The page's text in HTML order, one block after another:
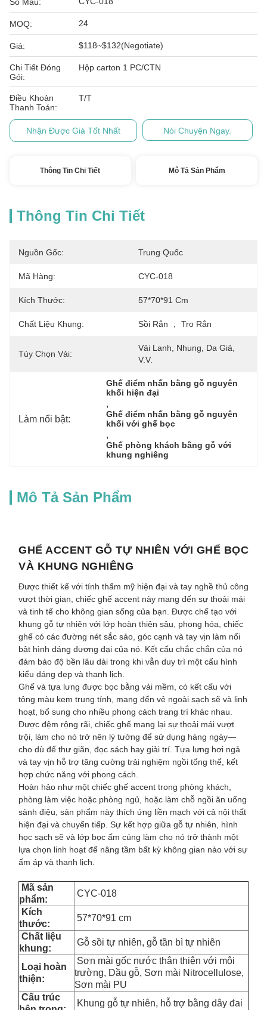
MOQ: 24
Giá: $118~$132(Negotiate)
Chi Tiết Đóng
Gói:
Hộp carton 1 PC/CTN
Điều Khoản
Thanh Toán:
T/T
Nhận Được Giá Tốt Nhất Nói Chuyện Ngay.
Thông Tin Chi Tiết Mô Tả Sản Phẩm
Thông Tin Chi Tiết
Nguồn Gốc: Trung Quốc
Mã Hàng: CYC-018
Kích Thước: 57*70*91 Cm
Chất Liệu Khung: Sồi Rắn ， Tro Rắn
Tùy Chọn Vải:
Vải Lanh, Nhung, Da Giả,
V.v.
Làm nổi bật:
Ghế điểm nhấn bằng gỗ nguyên
khối hiện đại
,
Ghế điểm nhấn bằng gỗ nguyên
khối với ghế bọc
,
Ghế phòng khách bằng gỗ với
khung nghiêng
Mô Tả Sản Phẩm
GHẾ ACCENT GỖ TỰ NHIÊN VỚI GHẾ BỌC
VÀ KHUNG NGHIÊNG
Được thiết kế với tính thẩm mỹ hiện đại và tay nghề thủ công
vượt thời gian, chiếc ghế accent này mang đến sự thoải mái
và tinh tế cho không gian sống của bạn. Được chế tạo với
khung gỗ tự nhiên với lớp hoàn thiện sâu, phong hóa, chiếc
ghế có các đường nét sắc sảo, góc cạnh và tay vịn làm nổi
bật hình dáng đương đại của nó. Kết cấu chắc chắn của nó
đảm bảo độ bền lâu dài trong khi vẫn duy trì một cấu hình
kiểu dáng đẹp và thanh lịch.
Ghế và tựa lưng được bọc bằng vải mềm, có kết cấu với
tông màu kem trung tính, mang đến vẻ ngoài sạch sẽ và linh
hoạt, bổ sung cho nhiều phong cách trang trí khác nhau.
Được đệm rộng rãi, chiếc ghế mang lại sự thoải mái vượt
trội, làm cho nó trở nên lý tưởng để sử dụng hàng ngày—
cho dù để thư giãn, đọc sách hay giải trí. Tựa lưng hơi ngả
và tay vịn hỗ trợ tăng cường trải nghiệm ngồi tổng thể, kết
hợp chức năng với phong cách.
Hoàn hảo như một chiếc ghế accent trong phòng khách,
phòng làm việc hoặc phòng ngủ, hoặc làm chỗ ngồi ăn uống
sành điệu, sản phẩm này thích ứng liền mạch với cả nội thất
hiện đại và chuyển tiếp. Sự kết hợp giữa gỗ tự nhiên, hình
học sạch sẽ và lớp bọc ấm cúng làm cho nó trở thành một
lựa chọn linh hoạt để nâng tầm bất kỳ không gian nào với sự
ấm áp và thanh lịch.
Mã sản
phẩm:
CYC-018
Kích
thước:
57*70*91 cm
Chất liệu
khung:
Gỗ sồi tự nhiên, gỗ tần bì tự nhiên
Loại hoàn
thiện:
Sơn mài gốc nước thân thiện với môi
trường, Dầu gỗ, Sơn mài Nitrocellulose,
Sơn mài PU
Cấu trúc
Khung gỗ tự nhiên, hỗ trợ bằng dây đai